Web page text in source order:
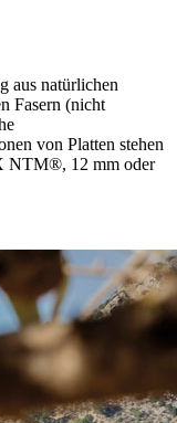
aus natürlichen
Fasern (nicht
von Platten stehen
NTM®, 12 mm oder